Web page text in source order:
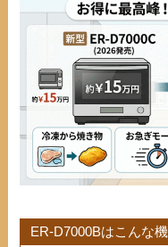
ER-D7000Bはこんな